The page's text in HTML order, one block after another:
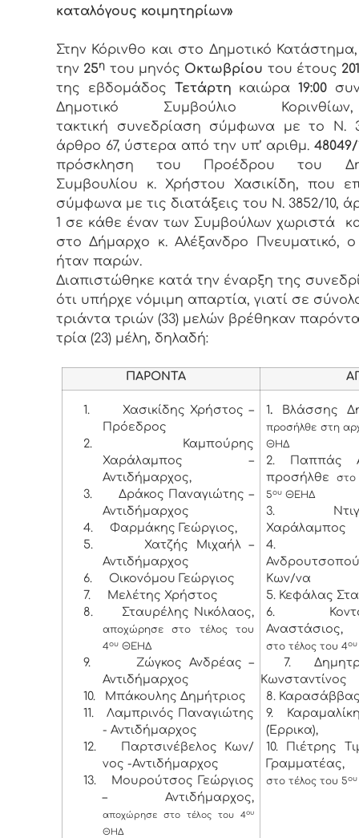
καταλόγους κοιμητηρίων»
Στην Κόρινθο και στο Δημοτικό
την 25η του μηνός Οκτωβρίου του έτους
της εβδομάδος Τετάρτη καιώρα19:00
Δημοτικό Συμβούλιο
τακτική συνεδρίαση σύμφωνα με το Ν.
άρθρο 67, ύστερα από την υπ’ αριθμ. 48049/
πρόσκληση του Προέδρου του
Συμβουλίου κ. Χρήστου Χασικίδη, που
σύμφωνα με τις διατάξεις του Ν. 3852/10,
1 σε κάθε έναν των Συμβούλων χωριστά
στο Δήμαρχο κ. Αλέξανδρο Πνευματικό,
ήταν παρών.
Διαπιστώθηκε κατά την έναρξη της
ότι υπήρχε νόμιμη απαρτία, γιατί σε
τριάντα τριών (33) μελών βρέθηκαν παρόντα
τρία (23) μέλη, δηλαδή:
ΠΑΡΟΝΤΑ
1.
Χασικίδης Χρήστος –
Πρόεδρος
2.
Καμπούρης
Χαράλαμπος –
Αντιδήμαρχος,
3.
Δράκος Παναγιώτης –
Αντιδήμαρχος
4.
Φαρμάκης Γεώργιος,
5.
Χατζής Μιχαήλ –
Αντιδήμαρχος
6.
Οικονόμου Γεώργιος
7.
Μελέτης Χρήστος
8.
Σταυρέλης Νικόλαος,
αποχώρησε στο τέλος του
4ου ΘΕΗΔ
9.
Ζώγκος Ανδρέας –
Αντιδήμαρχος
10.
Μπάκουλης Δημήτριος
11.
Λαμπρινός Παναγιώτης
- Αντιδήμαρχος
12.
Παρτσινέβελος Κων/
νος -Αντιδήμαρχος
13.
Μουρούτσος Γεώργιος
– Αντιδήμαρχος,
αποχώρησε στο τέλος του 4ου
ΘΗΔ
1. Βλάσσης
προσήλθε στη
ΘΗΔ
2. Παππάς
προσήλθε
στο
5ου ΘΕΗΔ
3.
Χαράλαμπος
4.
Κων/να
5. Κεφάλας
6.
στο τέλος του 4ου
7.
Κωνσταντίνος
8.
9.
(Έρρικα),
10. Πιέτρης
στο τέλος του 5ου